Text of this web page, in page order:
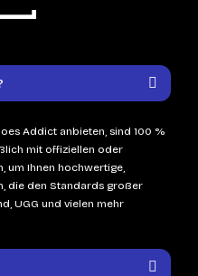
Addict anbieten, sind 100 %
mit offiziellen oder
um Ihnen hochwertige,
die den Standards großer
UGG und vielen mehr